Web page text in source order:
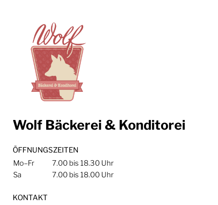
Wolf Bäckerei & Konditorei
ÖFFNUNGSZEITEN
Mo–Fr
7.00 bis 18.30 Uhr
Sa
7.00 bis 18.00 Uhr
KONTAKT